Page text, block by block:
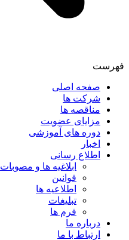
فهرست
صفحه اصلی
شرکت ها
مناقصه ها
مزایای عضویت
دوره های آموزشی
اخبار
اطلاع رسانی
ابلاغیه ها و مصوبات
قوانین
اطلاعیه ها
تبلیغات
فرم ها
درباره ما
ارتباط با ما